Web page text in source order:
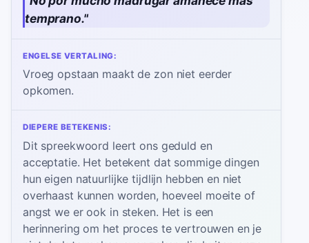
temprano."
ENGELSE VERTALING:
Vroeg opstaan maakt de zon niet eerder
opkomen.
DIEPERE BETEKENIS:
Dit spreekwoord leert ons geduld en
acceptatie. Het betekent dat sommige dingen
hun eigen natuurlijke tijdlijn hebben en niet
overhaast kunnen worden, hoeveel moeite of
angst we er ook in steken. Het is een
herinnering om het proces te vertrouwen en je